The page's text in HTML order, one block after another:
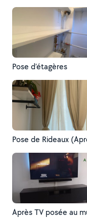
Pose d’étagères
Pose de Rideaux
Après TV posée au